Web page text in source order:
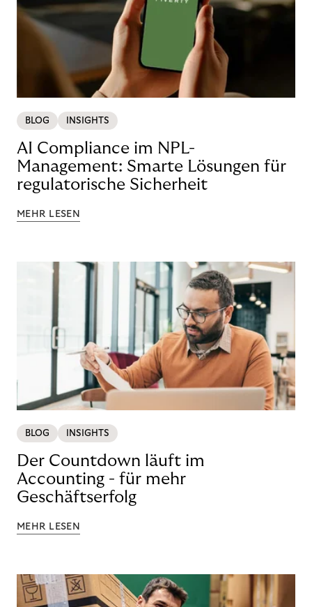
BLOG INSIGHTS
AI Compliance im NPL-
Management: Smarte Lösungen für
regulatorische Sicherheit
MEHR LESEN
BLOG INSIGHTS
Der Countdown läuft im
Accounting - für mehr
Geschäftserfolg
MEHR LESEN